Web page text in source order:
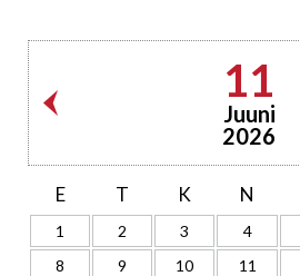
11
Juuni
2026
E T K N
1 2 3 4
8
9 10 11